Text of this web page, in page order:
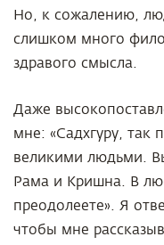
Но, к сожалению,
слишком много
здравого смысла.
Даже
мне: «Садхгуру, так
великими людьми.
Рама и Кришна. В
преодолеете». Я
чтобы мне